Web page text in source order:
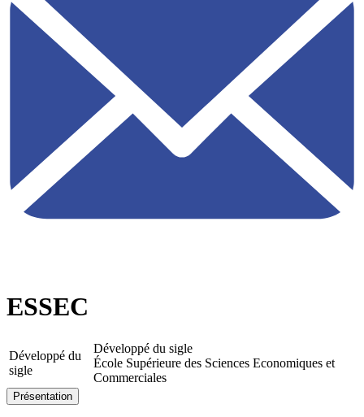
ESSEC
Développé du
sigle
Développé du sigle
École Supérieure des Sciences Economiques et
Commerciales
Présentation